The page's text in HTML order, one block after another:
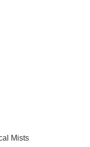
Mists